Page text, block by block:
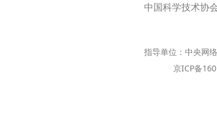
中国科学技术协
指导单位：中央网
京ICP备